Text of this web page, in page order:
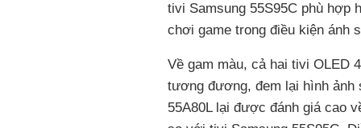
tivi Samsung 55S95C phù hợp
chơi game trong điều kiện ánh
Về gam màu, cả hai tivi OLED
tương đương, đem lại hình ảnh
55A80L lại được đánh giá cao